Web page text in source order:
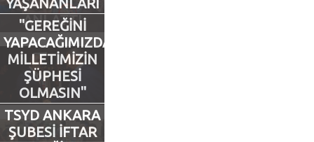
Futbol
Basketbol
Voleybol
ANLATTI
"GEREĞİNİ
YAPACAĞIMIZDAN
MİLLETİMİZİN
ŞÜPHESİ
OLMASIN"
TSYD ANKARA
ŞUBESİ İFTAR